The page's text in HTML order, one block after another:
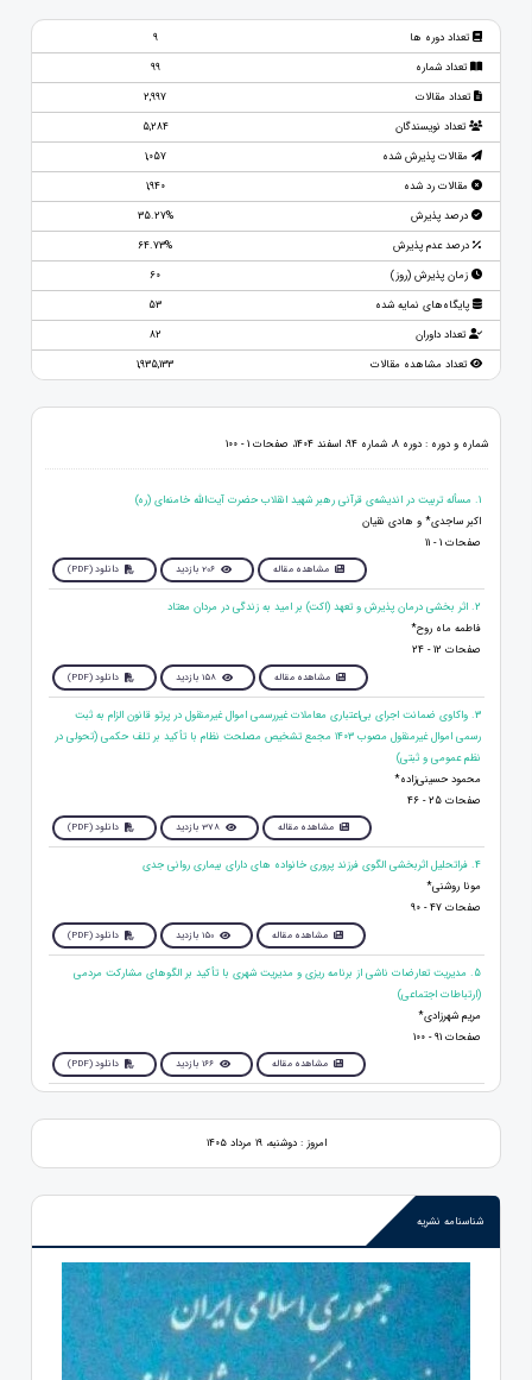
تعداد دوره ها
9
تعداد شماره
99
تعداد مقالات
2,997
تعداد نویسندگان
5,284
مقالات پذیرش شده
1,057
مقالات رد شده
1,940
درصد پذیرش
35.27%
درصد عدم پذیرش
64.73%
زمان پذیرش (روز)
60
پایگاه‌های نمایه شده
53
تعداد داوران
82
تعداد مشاهده مقالات
1,935,133
شماره و دوره : دوره 8، شماره 94، اسفند 1404، صفحات 1 - 100
1. مسأله تربیت در اندیشه‌ی قرآنی رهبر شهید انقلاب حضرت آیت‌الله خامنه‌ای (ره)
اکبر ساجدی* و هادی نقیان
صفحات 1 - 11
مشاهده مقاله 206 بازدید دانلود (PDF)
2. اثر بخشی درمان پذیرش و تعهد (اکت) بر امید به زندگی در مردان معتاد
فاطمه ماه روح*
صفحات 12 - 24
مشاهده مقاله 158 بازدید دانلود (PDF)
3. واکاوی ضمانت اجرای بی‌اعتباری معاملات غیررسمی اموال غیرمنقول در پرتو قانون الزام به ثبت
رسمی اموال غیرمنقول مصوب ۱۴۰۳ مجمع تشخیص مصلحت نظام با تأکید بر تلف حکمی (تحولی در
نظم عمومی و ثبتی)
محمود حسینی‌زاده*
صفحات 25 - 46
مشاهده مقاله 378 بازدید دانلود (PDF)
4. فراتحليل اثربخشی الگوی فرزند پروری خانواده های دارای بيماری روانی جدی
مونا روشنی*
صفحات 47 - 90
مشاهده مقاله 150 بازدید دانلود (PDF)
5. مدیریت تعارضات ناشی از برنامه ریزی و مدیریت شهری با تأکید بر الگوهای مشارکت مردمی
(ارتباطات اجتماعی)
مریم شهرزادی*
صفحات 91 - 100
مشاهده مقاله 166 بازدید دانلود (PDF)
امروز : دوشنبه، ۱۹ مرداد ۱۴۰۵
شناسنامه نشریه